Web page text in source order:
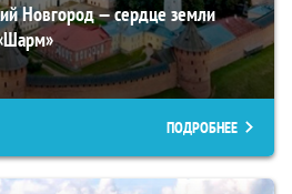
Новгород — сердце земли
ПОДРОБНЕЕ